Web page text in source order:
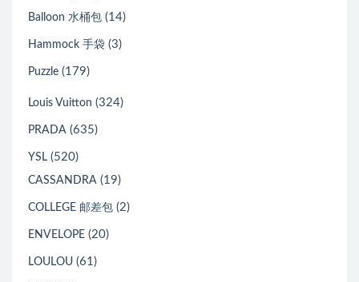
Balloon 水桶包 (14)
Hammock 手袋 (3)
Puzzle (179)
Louis Vuitton (324)
PRADA (635)
YSL (520)
CASSANDRA (19)
COLLEGE 邮差包 (2)
ENVELOPE (20)
LOULOU (61)